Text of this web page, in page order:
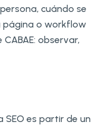
cuándo se
página o workflow
observar,
es partir de un